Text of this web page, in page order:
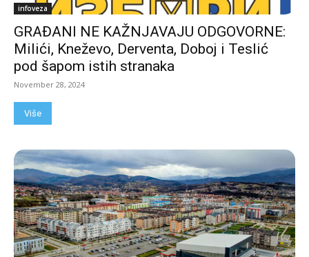
infoveza
GRAĐANI NE KAŽNJAVAJU ODGOVORNE:
Milići, Kneževo, Derventa, Doboj i Teslić
pod šapom istih stranaka
November 28, 2024
Više